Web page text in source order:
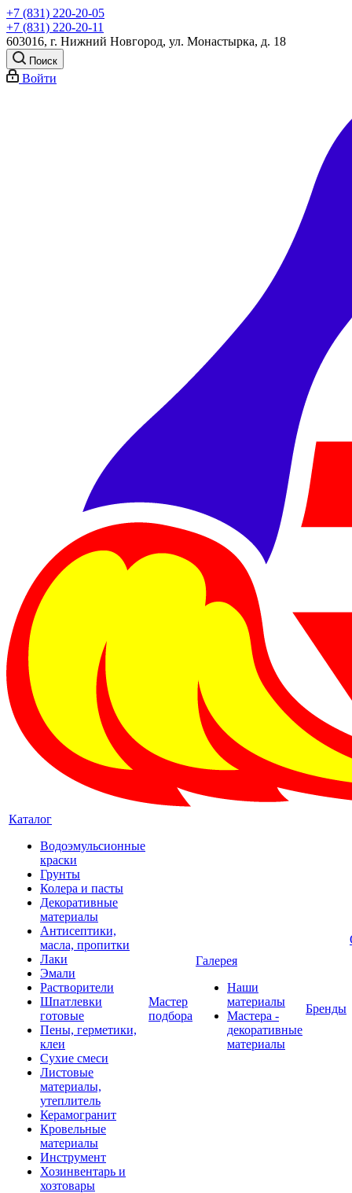
+7 (831) 220-20-05
+7 (831) 220-20-11
603016, г. Нижний Новгород, ул. Монастырка, д. 18
Поиск
Войти
Каталог
Водоэмульсионные
краски
Грунты
Колера и пасты
Декоративные
материалы
Антисептики,
масла, пропитки
Лаки
Эмали
Растворители
Шпатлевки
готовые
Пены, герметики,
клеи
Сухие смеси
Листовые
материалы,
утеплитель
Керамогранит
Кровельные
материалы
Инструмент
Хозинвентарь и
хозтовары
Мастер
подбора
Галерея
Наши
материалы
Мастера -
декоративные
материалы
Бренды